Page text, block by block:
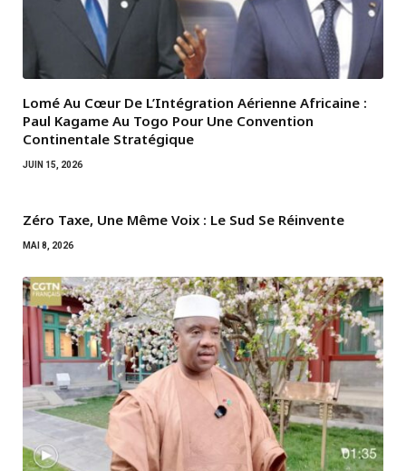
Lomé Au Cœur De L’Intégration Aérienne Africaine :
Paul Kagame Au Togo Pour Une Convention
Continentale Stratégique
JUIN 15, 2026
Zéro Taxe, Une Même Voix : Le Sud Se Réinvente
MAI 8, 2026